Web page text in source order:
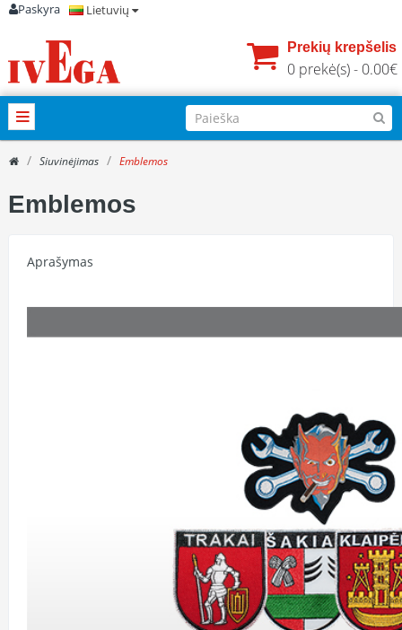
Paskyra Lietuvių
Prekių krepšelis
0 prekė(s) - 0.00€
Siuvinėjimas Emblemos
Emblemos
Aprašymas